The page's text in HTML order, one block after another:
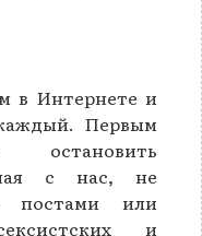
в Интернете и
Первым
с нас, не
постами или
и